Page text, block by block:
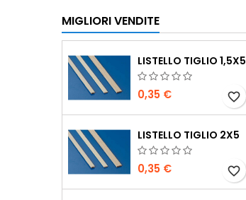
MIGLIORI VENDITE
LISTELLO TIGLIO 1,5X5
0,35 € favorite_border
LISTELLO TIGLIO 2X5
0,35 € favorite_border